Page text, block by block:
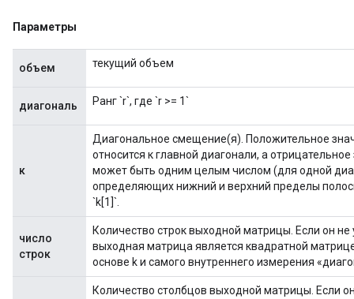
Параметры
объем текущий объем
диагональ Ранг `r`, где `r >= 1`
к
Диагональное смещение(я). Положительное
относится к главной диагонали, а
может быть одним целым числом (для одной
определяющих нижний и верхний пределы
`k[1]`.
число
строк
Количество строк выходной матрицы. Если он не
выходная матрица является квадратной
основе k и самого внутреннего измерения
Количество столбцов выходной матрицы. Если